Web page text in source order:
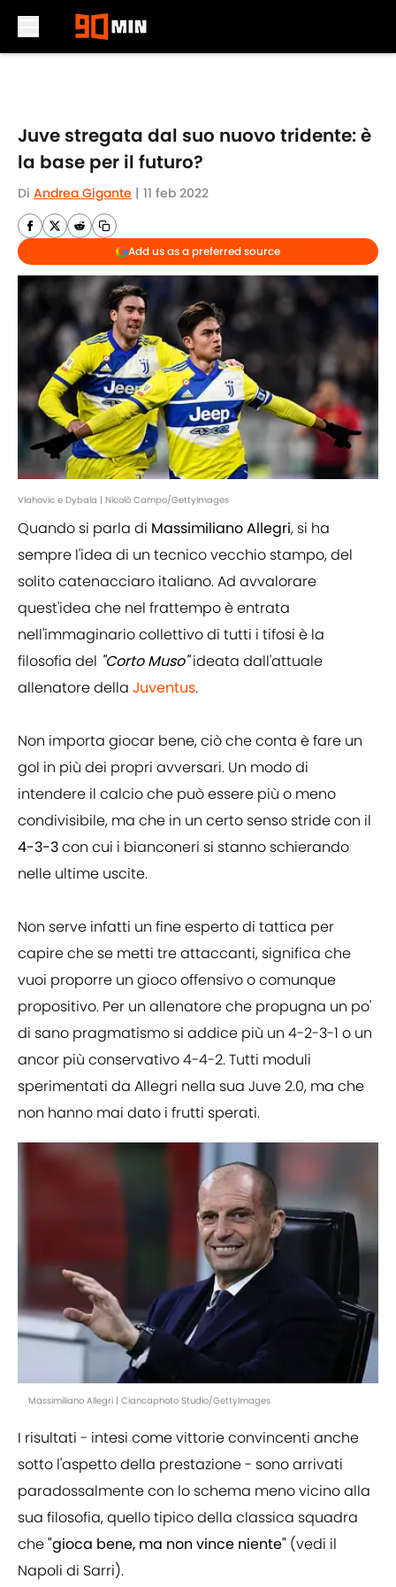
Juve stregata dal suo nuovo tridente: è
la base per il futuro?
Di Andrea Gigante | 11 feb 2022
Add us as a preferred source
Vlahovic e Dybala | Nicolò Campo/GettyImages
Quando si parla di Massimiliano Allegri, si ha
sempre l'idea di un tecnico vecchio stampo, del
solito catenacciaro italiano. Ad avvalorare
quest'idea che nel frattempo è entrata
nell'immaginario collettivo di tutti i tifosi è la
filosofia del "Corto Muso"ideata dall'attuale
allenatore della Juventus.
Non importa giocar bene, ciò che conta è fare un
gol in più dei propri avversari. Un modo di
intendere il calcio che può essere più o meno
condivisibile, ma che in un certo senso stride con il
4-3-3con cui i bianconeri si stanno schierando
nelle ultime uscite.
Non serve infatti un fine esperto di tattica per
capire che se metti tre attaccanti, significa che
vuoi proporre un gioco offensivo o comunque
propositivo. Per un allenatore che propugna un po'
di sano pragmatismo si addice più un 4-2-3-1 o un
ancor più conservativo 4-4-2. Tutti moduli
sperimentati da Allegri nella sua Juve 2.0, ma che
non hanno mai dato i frutti sperati.
Massimiliano Allegri | Ciancaphoto Studio/GettyImages
I risultati - intesi come vittorie convincenti anche
sotto l'aspetto della prestazione - sono arrivati
paradossalmente con lo schema meno vicino alla
sua filosofia, quello tipico della classica squadra
che"gioca bene, ma non vince niente" (vedi il
Napoli di Sarri).